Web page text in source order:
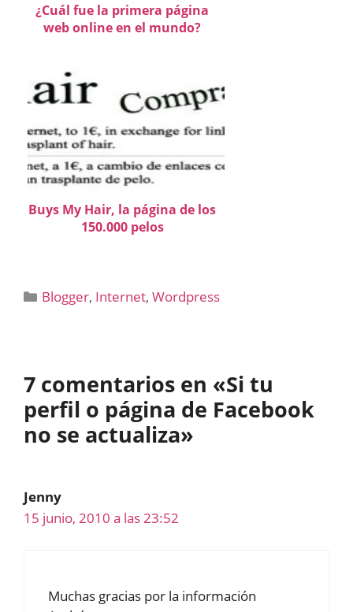
¿Cuál fue la primera página
web online en el mundo?
Buys My Hair, la página de los
150.000 pelos
Categorías
Blogger, Internet,Wordpress
7 comentarios en «Si tu
perfil o página de Facebook
no se actualiza»
Jenny
15 junio, 2010 a las 23:52
Muchas gracias por la información